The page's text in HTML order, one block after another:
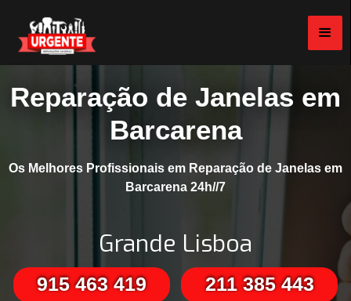
Reparação de Janelas em
Barcarena
Os Melhores Profissionais em Reparação de Janelas em
Barcarena 24h//7
Grande Lisboa
915 463 419 211 385 443